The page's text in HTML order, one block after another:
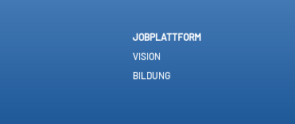
JOBPLATTFORM
VISION
BILDUNG